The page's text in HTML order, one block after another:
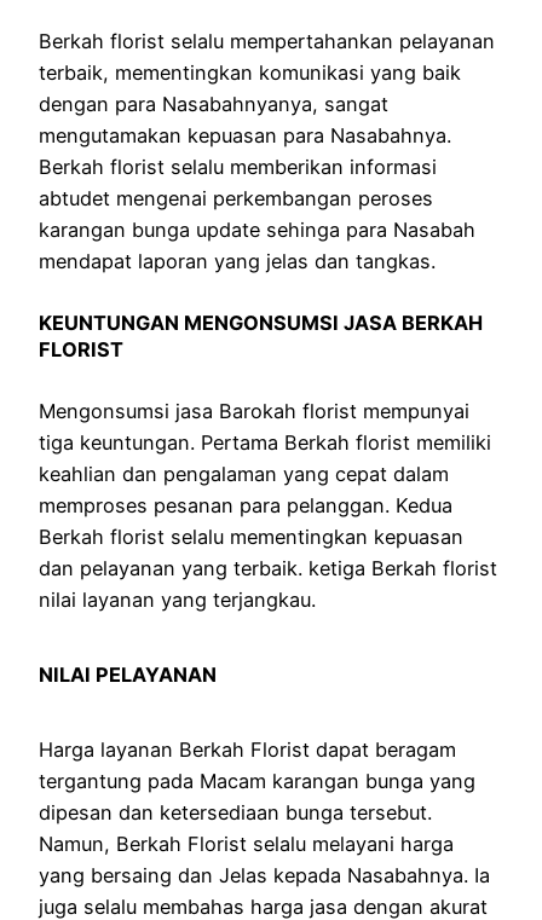
Berkah florist selalu mempertahankan pelayanan
terbaik, mementingkan komunikasi yang baik
dengan para Nasabahnyanya, sangat
mengutamakan kepuasan para Nasabahnya.
Berkah florist selalu memberikan informasi
abtudet mengenai perkembangan peroses
karangan bunga update sehinga para Nasabah
mendapat laporan yang jelas dan tangkas.
KEUNTUNGAN MENGONSUMSI JASA BERKAH
FLORIST
Mengonsumsi jasa Barokah florist mempunyai
tiga keuntungan. Pertama Berkah florist memiliki
keahlian dan pengalaman yang cepat dalam
memproses pesanan para pelanggan. Kedua
Berkah florist selalu mementingkan kepuasan
dan pelayanan yang terbaik. ketiga Berkah florist
nilai layanan yang terjangkau.
NILAI PELAYANAN
Harga layanan Berkah Florist dapat beragam
tergantung pada Macam karangan bunga yang
dipesan dan ketersediaan bunga tersebut.
Namun, Berkah Florist selalu melayani harga
yang bersaing dan Jelas kepada Nasabahnya. Ia
juga selalu membahas harga jasa dengan akurat